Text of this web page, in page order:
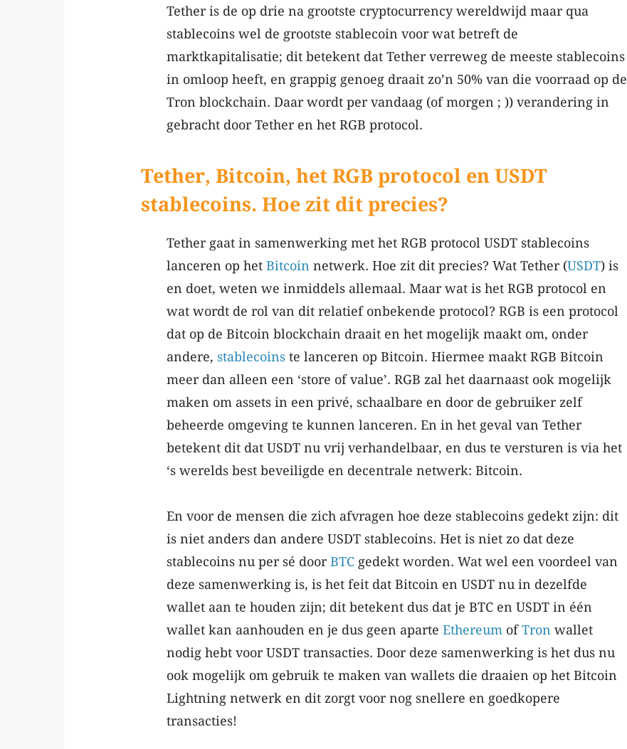
Tether is de op drie na grootste cryptocurrency wereldwijd maar qua
stablecoins wel de grootste stablecoin voor wat betreft de
marktkapitalisatie; dit betekent dat Tether verreweg de meeste stablecoins
in omloop heeft, en grappig genoeg draait zo’n 50% van die voorraad op de
Tron blockchain. Daar wordt per vandaag (of morgen ; )) verandering in
gebracht door Tether en het RGB protocol.
Tether, Bitcoin, het RGB protocol en USDT
stablecoins. Hoe zit dit precies?
Tether gaat in samenwerking met het RGB protocol USDT stablecoins
lanceren op het Bitcoin netwerk. Hoe zit dit precies? Wat Tether (USDT) is
en doet, weten we inmiddels allemaal. Maar wat is het RGB protocol en
wat wordt de rol van dit relatief onbekende protocol? RGB is een protocol
dat op de Bitcoin blockchain draait en het mogelijk maakt om, onder
andere, stablecoins te lanceren op Bitcoin. Hiermee maakt RGB Bitcoin
meer dan alleen een ‘store of value’. RGB zal het daarnaast ook mogelijk
maken om assets in een privé, schaalbare en door de gebruiker zelf
beheerde omgeving te kunnen lanceren. En in het geval van Tether
betekent dit dat USDT nu vrij verhandelbaar, en dus te versturen is via het
‘s werelds best beveiligde en decentrale netwerk: Bitcoin.
En voor de mensen die zich afvragen hoe deze stablecoins gedekt zijn: dit
is niet anders dan andere USDT stablecoins. Het is niet zo dat deze
stablecoins nu per sé doorBTC gedekt worden. Wat wel een voordeel van
deze samenwerking is, is het feit dat Bitcoin en USDT nu in dezelfde
wallet aan te houden zijn; dit betekent dus dat je BTC en USDT in één
wallet kan aanhouden en je dus geen aparte Ethereum ofTron wallet
nodig hebt voor USDT transacties. Door deze samenwerking is het dus nu
ook mogelijk om gebruik te maken van wallets die draaien op het Bitcoin
Lightning netwerk en dit zorgt voor nog snellere en goedkopere
transacties!